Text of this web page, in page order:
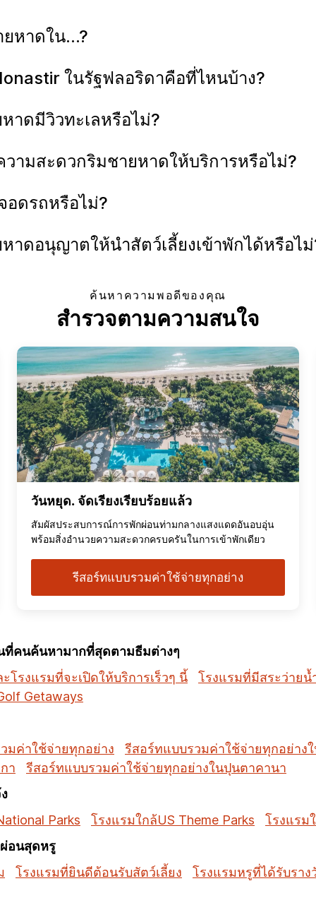
หาดใน...?
ในรัฐฟลอริดาคือที่ไหนบ้าง?
าดมีวิวทะเลหรือไม่?
ามสะดวกริมชายหาดให้บริการหรือไม่?
อดรถหรือไม่?
าดอนุญาตให้นำสัตว์เลี้ยงเข้าพักได้หรือไ
ค้นหาความพอดีของคุณ
สำรวจตามความสนใจ
วันหยุด. จัดเรียงเรียบร้อยแล้ว
สัมผัสประสบการณ์การพักผ่อนท่ามกลางแสงแดดอันอบอุ่น
พร้อมสิ่งอำนวยความสะดวกครบครันในการเข้าพักเดียว
รีสอร์ทแบบรวมค่าใช้จ่ายทุกอย่าง
ที่คนค้นหามากที่สุดตามธีมต่างๆ
โรงแรมที่จะเปิดให้บริการเร็วๆ นี้
โรงแรมที่มีสระว่ายน้
Getaways
มค่าใช้จ่ายทุกอย่าง รีสอร์ทแบบรวมค่าใช้จ่ายทุกอย่าง
า
รีสอร์ทแบบรวมค่าใช้จ่ายทุกอย่างในปุนตาคานา
Parks
โรงแรมใกล้US Theme Parks
โรงแรม
อนสุดหรู
โรงแรมที่ยินดีต้อนรับสัตว์เลี้ยง โรงแรมหรูที่ได้รับราง